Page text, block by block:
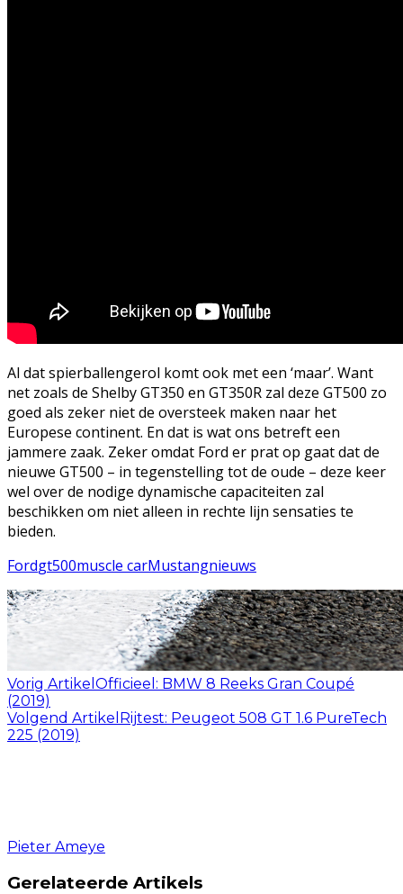
Al dat spierballengerol komt ook met een ‘maar’. Want
net zoals de Shelby GT350 en GT350R zal deze GT500 zo
goed als zeker niet de oversteek maken naar het
Europese continent. En dat is wat ons betreft een
jammere zaak. Zeker omdat Ford er prat op gaat dat de
nieuwe GT500 – in tegenstelling tot de oude – deze keer
wel over de nodige dynamische capaciteiten zal
beschikken om niet alleen in rechte lijn sensaties te
bieden.
Fordgt500muscle carMustangnieuws
Vorig Artikel Officieel: BMW 8 Reeks Gran Coupé
(2019)
Volgend Artikel Rijtest: Peugeot 508 GT 1.6 PureTech
225 (2019)
Pieter Ameye
Gerelateerde Artikels